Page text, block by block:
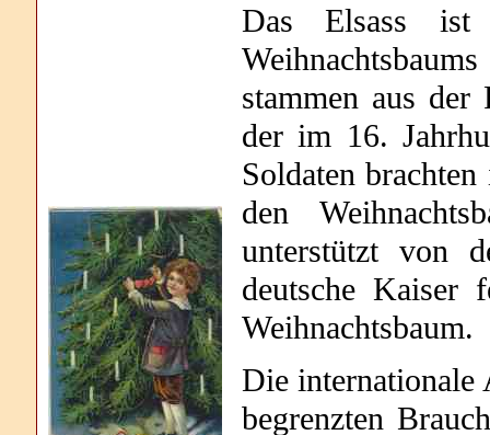
Das Elsass ist
stammen aus
der im 16.
Soldaten
den
unterstützt von
deutsche Kaiser
Weihnachtsbaum.
Die internationale
begrenzten